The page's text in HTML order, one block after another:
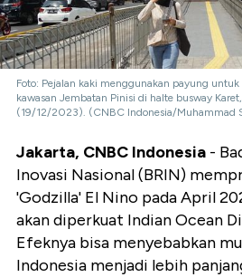
Foto: Pejalan kaki menggunakan payung
kawasan Jembatan Pinisi di halte busway
(19/12/2023). (CNBC Indonesia/Muhammad
Jakarta, CNBC Indonesia -
Inovasi Nasional (BRIN)
'Godzilla' El Nino pada April
akan diperkuat Indian Ocean
Efeknya bisa menyebabkan
Indonesia menjadi lebih